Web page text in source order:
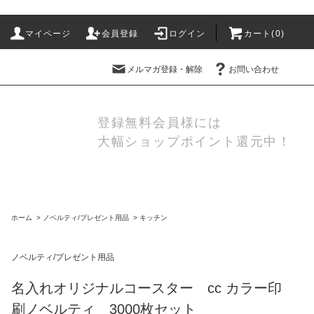
マイページ 会員登録 ログイン カート(0)
メルマガ登録・解除 お問い合わせ
登録無料会員様には
大幅ショップポイント還元中！
ホーム > ノベルティ/プレゼント用品 > キッチン
ノベルティ/プレゼント用品
名入れオリジナルコースター cc カラー印
刷ノベルティ 3000枚セット